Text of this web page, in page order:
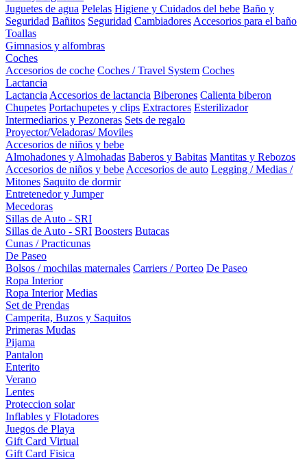
Juguetes de agua Pelelas Higiene y Cuidados del bebe Baño y
Seguridad Bañitos Seguridad Cambiadores Accesorios para el baño
Toallas
Gimnasios y alfombras
Coches
Accesorios de coche Coches / Travel System Coches
Lactancia
Lactancia Accesorios de lactancia Biberones Calienta biberon
Chupetes Portachupetes y clips Extractores Esterilizador
Intermediarios y Pezoneras Sets de regalo
Proyector/Veladoras/ Moviles
Accesorios de niños y bebe
Almohadones y Almohadas Baberos y Babitas Mantitas y Rebozos
Accesorios de niños y bebe Accesorios de auto Legging / Medias /
Mitones Saquito de dormir
Entretenedor y Jumper
Mecedoras
Sillas de Auto - SRI
Sillas de Auto - SRI Boosters Butacas
Cunas / Practicunas
De Paseo
Bolsos / mochilas maternales Carriers / Porteo De Paseo
Ropa Interior
Ropa Interior Medias
Set de Prendas
Camperita, Buzos y Saquitos
Primeras Mudas
Pijama
Pantalon
Enterito
Verano
Lentes
Proteccion solar
Inflables y Flotadores
Juegos de Playa
Gift Card Virtual
Gift Card Fisica